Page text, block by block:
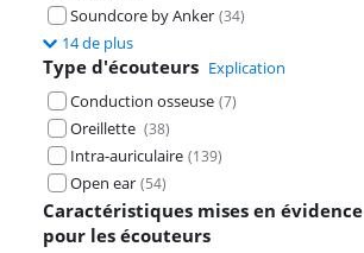
Soundcore by Anker (34)
14 de plus
Type d'écouteurs Explication
Conduction osseuse (7)
Oreillette (38)
Intra-auriculaire (139)
Open ear (54)
Caractéristiques mises en évidence
pour les écouteurs